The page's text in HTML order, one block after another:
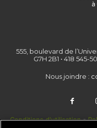
555, boulevard de
G7H 2B1 • 418 545-
Nous joindre :
Conditions d'utilisation-